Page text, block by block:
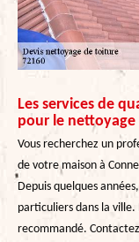
Les services de
pour le
Vous recherchez un
de votre maison à
Depuis quelques
particuliers dans la
recommandé.